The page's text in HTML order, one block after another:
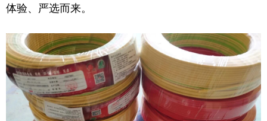
体验、严选而来。